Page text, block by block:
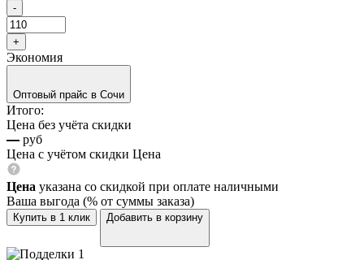
Экономия
Оптовый прайс в Сочи
Итого:
Цена без учёта скидки
— руб
Цена с учётом скидки Цена
Цена указана со скидкой при оплате наличными
Ваша выгода (% от суммы заказа)
Купить в 1 клик Добавить в корзину